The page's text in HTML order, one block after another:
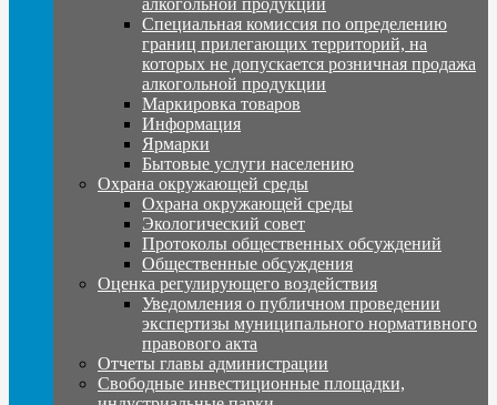
Специальная комиссия по определению
границ прилегающих территорий, на
которых не допускается розничная продажа
алкогольной продукции
Маркировка товаров
Информация
Ярмарки
Бытовые услуги населению
Охрана окружающей среды
Охрана окружающей среды
Экологический совет
Протоколы общественных обсуждений
Общественные обсуждения
Оценка регулирующего воздействия
Уведомления о публичном проведении
экспертизы муниципального нормативного
правового акта
Отчеты главы администрации
Свободные инвестиционные площадки,